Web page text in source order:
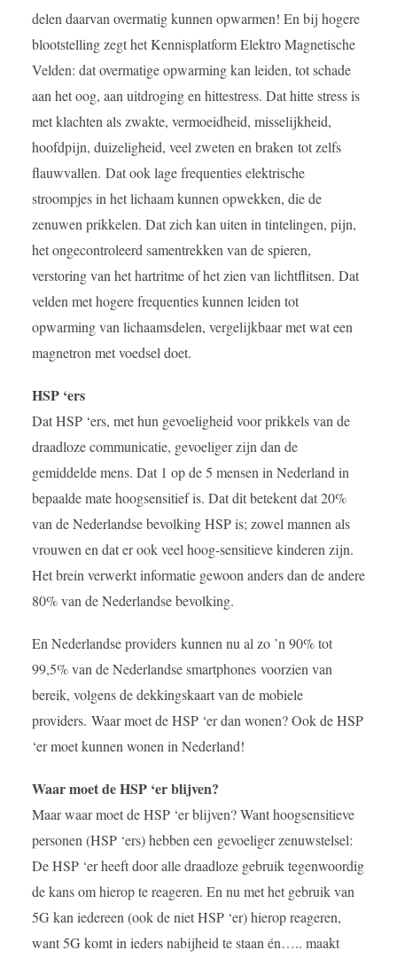
delen daarvan overmatig kunnen opwarmen! En bij hogere
blootstelling zegt het Kennisplatform Elektro Magnetische
Velden: dat overmatige opwarming kan leiden, tot schade
aan het oog, aan uitdroging en hittestress. Dat hitte stress is
met klachten als zwakte, vermoeidheid, misselijkheid,
hoofdpijn, duizeligheid, veel zweten en braken tot zelfs
flauwvallen. Dat ook lage frequenties elektrische
stroompjes in het lichaam kunnen opwekken, die de
zenuwen prikkelen. Dat zich kan uiten in tintelingen, pijn,
het ongecontroleerd samentrekken van de spieren,
verstoring van het hartritme of het zien van lichtflitsen. Dat
velden met hogere frequenties kunnen leiden tot
opwarming van lichaamsdelen, vergelijkbaar met wat een
magnetron met voedsel doet.
HSP ‘ers
Dat HSP ‘ers, met hun gevoeligheid voor prikkels van de
draadloze communicatie, gevoeliger zijn dan de
gemiddelde mens. Dat 1 op de 5 mensen in Nederland in
bepaalde mate hoogsensitief is. Dat dit betekent dat 20%
van de Nederlandse bevolking HSP is; zowel mannen als
vrouwen en dat er ook veel hoog-sensitieve kinderen zijn.
Het brein verwerkt informatie gewoon anders dan de andere
80% van de Nederlandse bevolking.
En Nederlandse providers kunnen nu al zo ’n 90% tot
99,5% van de Nederlandse smartphones voorzien van
bereik, volgens de dekkingskaart van de mobiele
providers. Waar moet de HSP ‘er dan wonen? Ook de HSP
‘er moet kunnen wonen in Nederland!
Waar moet de HSP ‘er blijven?
Maar waar moet de HSP ‘er blijven? Want hoogsensitieve
personen (HSP ‘ers) hebben een gevoeliger zenuwstelsel:
De HSP ‘er heeft door alle draadloze gebruik tegenwoordig
de kans om hierop te reageren. En nu met het gebruik van
5G kan iedereen (ook de niet HSP ‘er) hierop reageren,
want 5G komt in ieders nabijheid te staan én….. maakt